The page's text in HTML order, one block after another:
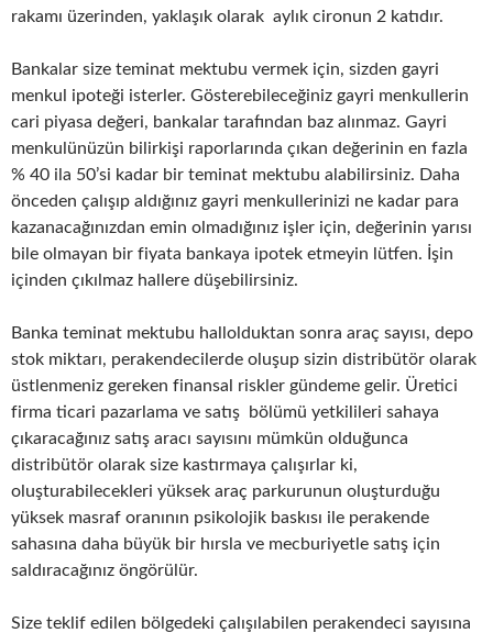
rakamı üzerinden, yaklaşık olarak aylık cironun 2 katıdır.
Bankalar size teminat mektubu vermek için, sizden gayri
menkul ipoteği isterler. Gösterebileceğiniz gayri menkullerin
cari piyasa değeri, bankalar tarafından baz alınmaz. Gayri
menkulünüzün bilirkişi raporlarında çıkan değerinin en fazla
% 40 ila 50’si kadar bir teminat mektubu alabilirsiniz. Daha
önceden çalışıp aldığınız gayri menkullerinizi ne kadar para
kazanacağınızdan emin olmadığınız işler için, değerinin yarısı
bile olmayan bir fiyata bankaya ipotek etmeyin lütfen. İşin
içinden çıkılmaz hallere düşebilirsiniz.
Banka teminat mektubu hallolduktan sonra araç sayısı, depo
stok miktarı, perakendecilerde oluşup sizin distribütör olarak
üstlenmeniz gereken finansal riskler gündeme gelir. Üretici
firma ticari pazarlama ve satış bölümü yetkilileri sahaya
çıkaracağınız satış aracı sayısını mümkün olduğunca
distribütör olarak size kastırmaya çalışırlar ki,
oluşturabilecekleri yüksek araç parkurunun oluşturduğu
yüksek masraf oranının psikolojik baskısı ile perakende
sahasına daha büyük bir hırsla ve mecburiyetle satış için
saldıracağınız öngörülür.
Size teklif edilen bölgedeki çalışılabilen perakendeci sayısına